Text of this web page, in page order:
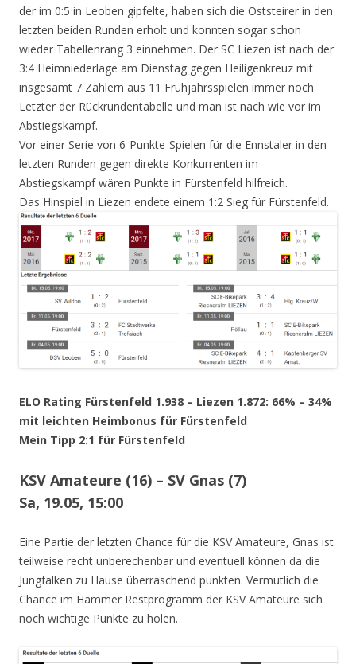
der im 0:5 in Leoben gipfelte, haben sich die Oststeirer in den
letzten beiden Runden erholt und konnten sogar schon
wieder Tabellenrang 3 einnehmen. Der SC Liezen ist nach der
3:4 Heimniederlage am Dienstag gegen Heiligenkreuz mit
insgesamt 7 Zählern aus 11 Frühjahrsspielen immer noch
Letzter der Rückrundentabelle und man ist nach wie vor im
Abstiegskampf.
Vor einer Serie von 6-Punkte-Spielen für die Ennstaler in den
letzten Runden gegen direkte Konkurrenten im
Abstiegskampf wären Punkte in Fürstenfeld hilfreich.
Das Hinspiel in Liezen endete einem 1:2 Sieg für Fürstenfeld.
ELO Rating Fürstenfeld 1.938 – Liezen 1.872: 66% – 34%
mit leichten Heimbonus für Fürstenfeld
Mein Tipp 2:1 für Fürstenfeld
KSV Amateure (16) – SV Gnas (7)
Sa, 19.05, 15:00
Eine Partie der letzten Chance für die KSV Amateure, Gnas ist
teilweise recht unberechenbar und eventuell können da die
Jungfalken zu Hause überraschend punkten. Vermutlich die
Chance im Hammer Restprogramm der KSV Amateure sich
noch wichtige Punkte zu holen.